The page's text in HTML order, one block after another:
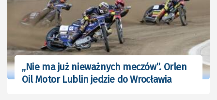
„Nie ma już nieważnych meczów”. Orlen
Oil Motor Lublin jedzie do Wrocławia